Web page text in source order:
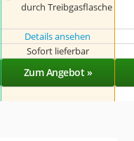
durch Treibgasflasche
Details ansehen
Sofort lieferbar
Zum Angebot »